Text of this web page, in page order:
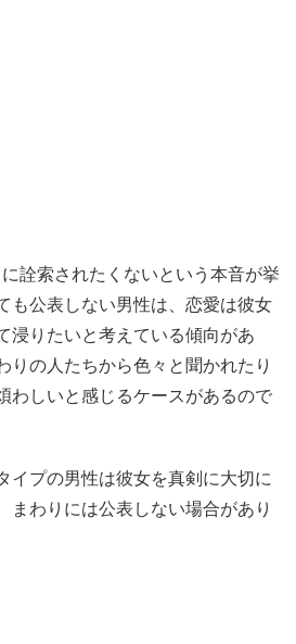
詮索されたくないという本音が挙
も公表しない男性は、恋愛は彼女
浸りたいと考えている傾向があ
りの人たちから色々と聞かれたり
わしいと感じるケースがあるので
イプの男性は彼女を真剣に大切に
まわりには公表しない場合があり